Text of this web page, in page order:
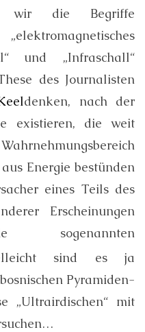
wir die Begriffe
und „Infraschall“
des Journalisten
denken, nach der
existieren, die weit
Energie bestünden
eines Teils des
Erscheinungen
sind es ja
Pyramiden-
„Ultrairdischen“ mit